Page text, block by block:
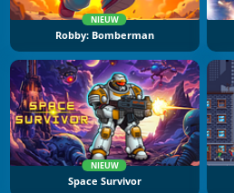
NIEUW
Robby: Bomberman
NIEUW
Space Survivor